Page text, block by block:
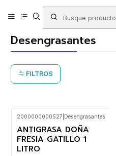
Productos ASEO HOGAR
Desengrasantes
FILTROS
2000000000527 Desengrasantes
ANTIGRASA DOÑA
FRESIA GATILLO 1
LITRO